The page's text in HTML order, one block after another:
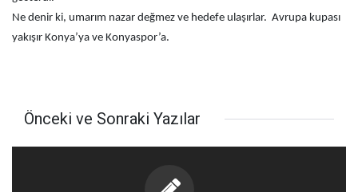
Ne denir ki, umarım nazar değmez ve hedefe ulaşırlar. Avrupa kupası
yakışır Konya’ya ve Konyaspor’a.
Önceki ve Sonraki Yazılar